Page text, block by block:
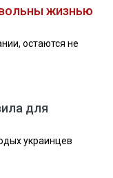
жизнью
остаются не
для
украинцев